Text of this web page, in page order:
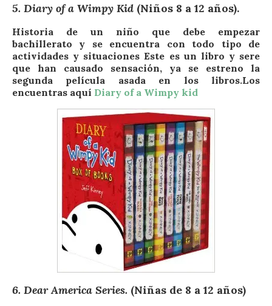
5. Diary of a Wimpy Kid (Niños 8 a 12 años).
Historia de un niño que debe empezar
bachillerato y se encuentra con todo tipo de
actividades y situaciones Este es un libro y sere
que han causado sensación, ya se estreno la
segunda película asada en los libros.Los
encuentras aquí Diary of a Wimpy kid
6. Dear America Series. (Niñas de 8 a 12 años)